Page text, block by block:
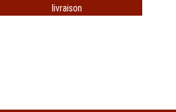
livraison